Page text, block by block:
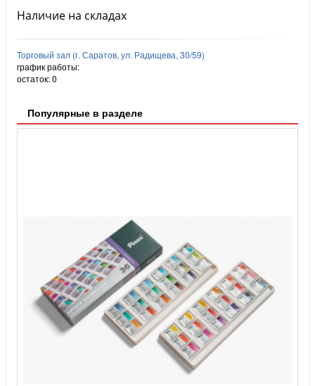
Наличие на складах
Торговый зал (г. Саратов, ул. Радищева, 30/59)
график работы:
остаток:0
Популярные в разделе